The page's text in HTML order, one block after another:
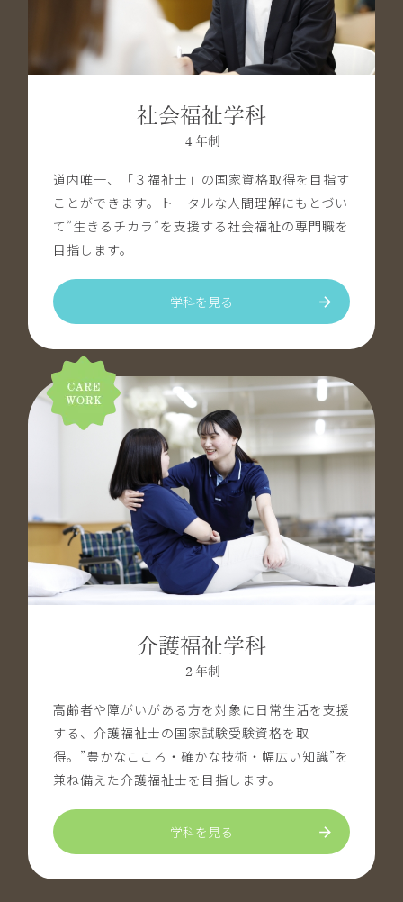
社会福祉学科
４年制
道内唯一、「３福祉士」の国家資格取得を目指す
ことができます。トータルな人間理解にもとづい
て”生きるチカラ”を支援する社会福祉の専門職を
目指します。
学科を見る
介護福祉学科
２年制
高齢者や障がいがある方を対象に日常生活を支援
する、介護福祉士の国家試験受験資格を取
得。”豊かなこころ・確かな技術・幅広い知識”を
兼ね備えた介護福祉士を目指します。
学科を見る